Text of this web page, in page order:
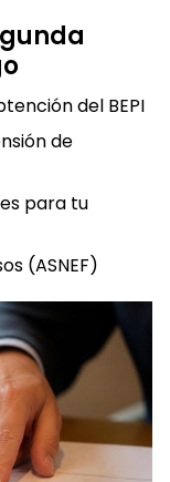
del BEPI
de
para tu
(ASNEF)